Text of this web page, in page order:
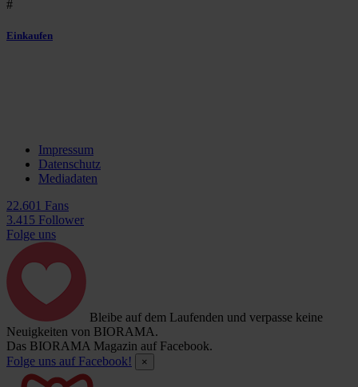
#
Einkaufen
Impressum
Datenschutz
Mediadaten
22.601 Fans
3.415 Follower
Folge uns
Bleibe auf dem Laufenden und verpasse keine
Neuigkeiten von BIORAMA.
Das BIORAMA Magazin auf Facebook.
Folge uns auf Facebook!
×